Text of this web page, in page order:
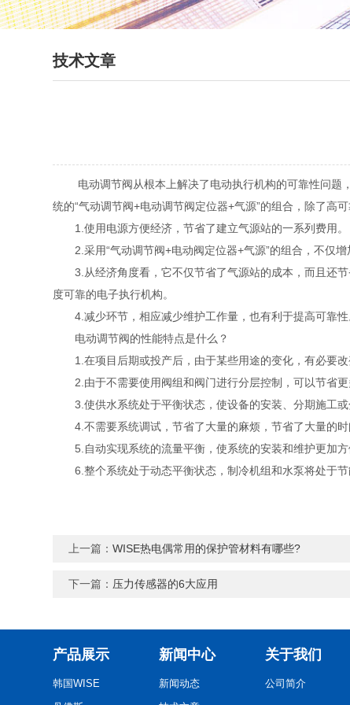
技术文章
电动调节阀从根本上解决了电动执行机构的可靠性问题，
统的“气动调节阀+电动调节阀定位器+气源”的组合，除了高
1.使用电源方便经济，节省了建立气源站的一系列费用。
2.采用“气动调节阀+电动阀定位器+气源”的组合，不仅增
3.从经济角度看，它不仅节省了气源站的成本，而且还节
度可靠的电子执行机构。
4.减少环节，相应减少维护工作量，也有利于提高可靠性
电动调节阀的性能特点是什么？
1.在项目后期或投产后，由于某些用途的变化，有必要改
2.由于不需要使用阀组和阀门进行分层控制，可以节省更
3.使供水系统处于平衡状态，使设备的安装、分期施工或
4.不需要系统调试，节省了大量的麻烦，节省了大量的时
5.自动实现系统的流量平衡，使系统的安装和维护更加方
6.整个系统处于动态平衡状态，制冷机组和水泵将处于节
上一篇：WISE热电偶常用的保护管材料有哪些?
下一篇： 压力传感器的6大应用
产品展示
韩国WISE
新闻中心
新闻动态
关于我们
公司简介